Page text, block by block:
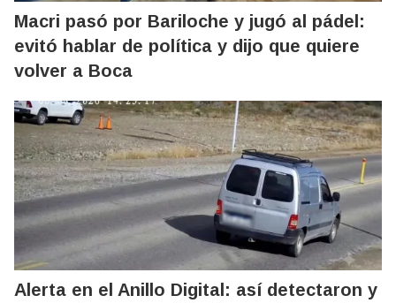
Macri pasó por Bariloche y jugó al pádel:
evitó hablar de política y dijo que quiere
volver a Boca
Alerta en el Anillo Digital: así detectaron y